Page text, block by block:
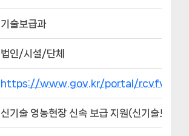
기술보급과
법인/시설/단체
https://www.gov.kr/portal/
신기술 영농현장 신속 보급 지원(신기술보급